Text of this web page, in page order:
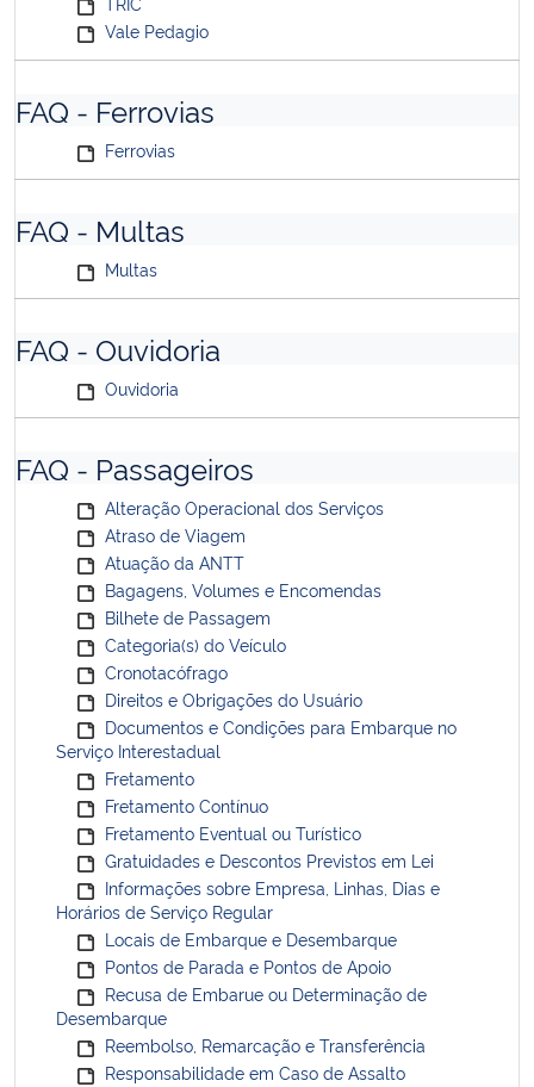
Vale Pedagio
FAQ - Ferrovias
Ferrovias
FAQ - Multas
Multas
FAQ - Ouvidoria
Ouvidoria
FAQ - Passageiros
Alteração Operacional dos Serviços
Atraso de Viagem
Atuação da ANTT
Bagagens, Volumes e Encomendas
Bilhete de Passagem
Categoria(s) do Veículo
Cronotacófrago
Direitos e Obrigações do Usuário
Documentos e Condições para Embarque no
Serviço Interestadual
Fretamento
Fretamento Contínuo
Fretamento Eventual ou Turístico
Gratuidades e Descontos Previstos em Lei
Informações sobre Empresa, Linhas, Dias e
Horários de Serviço Regular
Locais de Embarque e Desembarque
Pontos de Parada e Pontos de Apoio
Recusa de Embarue ou Determinação de
Desembarque
Reembolso, Remarcação e Transferência
Responsabilidade em Caso de Assalto